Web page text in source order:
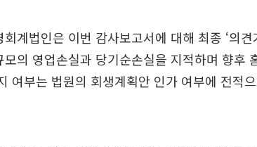
계법인은 이번 감사보고서에 대해 최종 ‘의견
의 영업손실과 당기순손실을 지적하며 향후
여부는 법원의 회생계획안 인가 여부에 전적